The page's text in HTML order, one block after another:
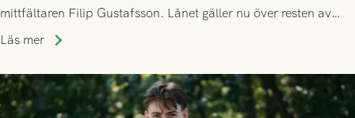
mittfältaren Filip Gustafsson. Lånet gäller nu över resten av
säsongen 2026.
Läs mer